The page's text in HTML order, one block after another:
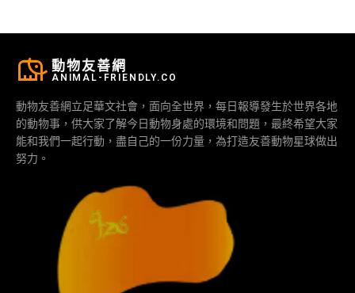
動物友善網
ANIMAL-FRIENDLY.CO
動物友善網立足華文社會，面向全世界，每日報導發生於世界各地
的動物事，供大家了解今日動物身處的環境和問題，最終希望大家
能和我們一起行動，盡自己的一份力量，為打造友善動物星球做出
努力。